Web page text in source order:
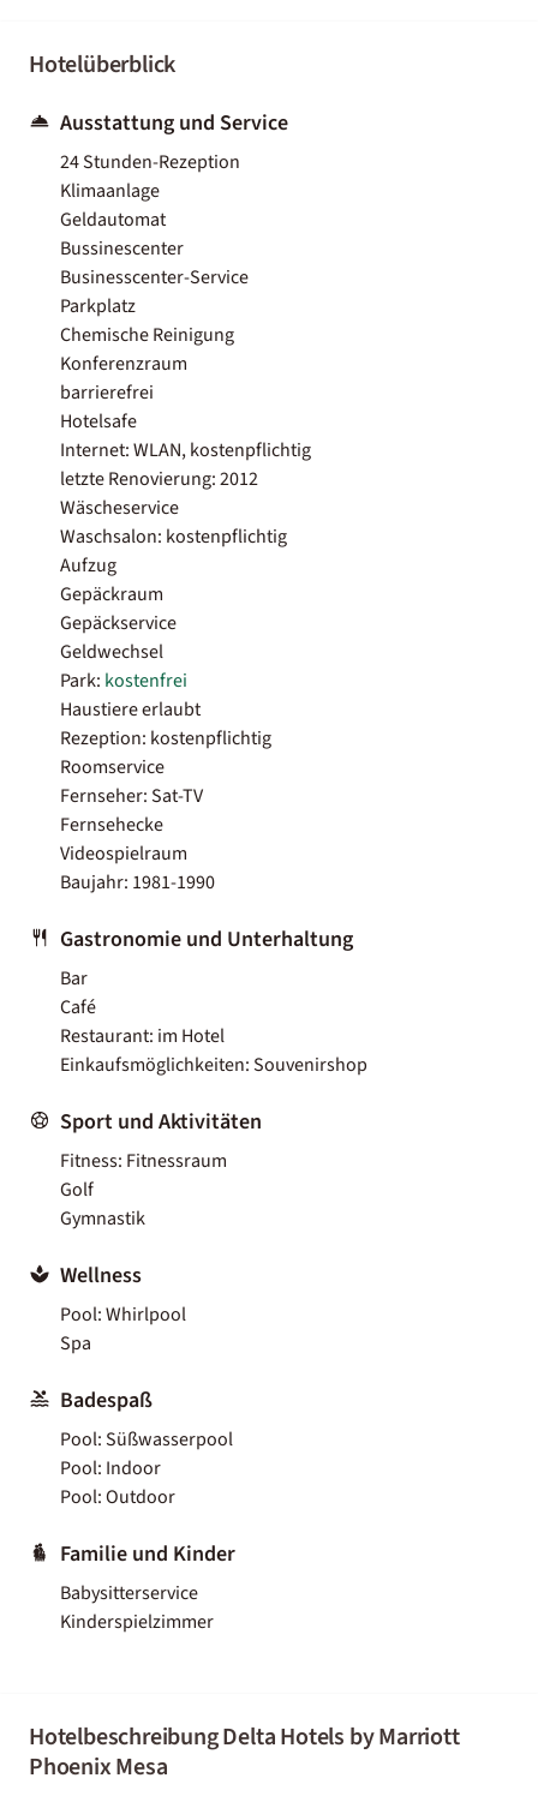
Hotelüberblick
Ausstattung und Service
24 Stunden-Rezeption
Klimaanlage
Geldautomat
Bussinescenter
Businesscenter-Service
Parkplatz
Chemische Reinigung
Konferenzraum
barrierefrei
Hotelsafe
Internet: WLAN, kostenpflichtig
letzte Renovierung: 2012
Wäscheservice
Waschsalon: kostenpflichtig
Aufzug
Gepäckraum
Gepäckservice
Geldwechsel
Park: kostenfrei
Haustiere erlaubt
Rezeption: kostenpflichtig
Roomservice
Fernseher: Sat-TV
Fernsehecke
Videospielraum
Baujahr: 1981-1990
Gastronomie und Unterhaltung
Bar
Café
Restaurant: im Hotel
Einkaufsmöglichkeiten: Souvenirshop
Sport und Aktivitäten
Fitness: Fitnessraum
Golf
Gymnastik
Wellness
Pool: Whirlpool
Spa
Badespaß
Pool: Süßwasserpool
Pool: Indoor
Pool: Outdoor
Familie und Kinder
Babysitterservice
Kinderspielzimmer
Hotelbeschreibung Delta Hotels by Marriott
Phoenix Mesa